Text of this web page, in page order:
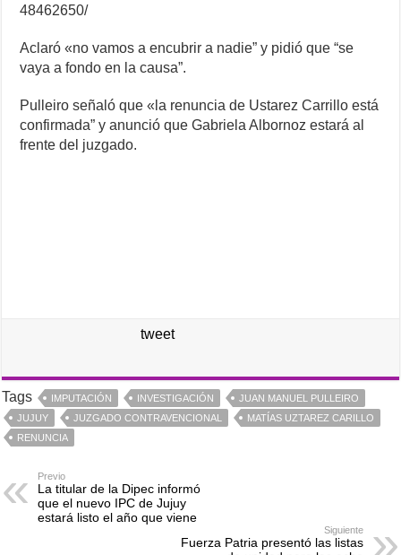
48462650/
Aclaró «no vamos a encubrir a nadie” y pidió que “se
vaya a fondo en la causa”.
Pulleiro señaló que «la renuncia de Ustarez Carrillo está
confirmada” y anunció que Gabriela Albornoz estará al
frente del juzgado.
tweet
Tags IMPUTACIÓN INVESTIGACIÓN
JUAN MANUEL PULLEIRO
JUJUY
JUZGADO CONTRAVENCIONAL
MATÍAS UZTAREZ CARILLO
RENUNCIA
Previo
La titular de la Dipec informó
que el nuevo IPC de Jujuy
estará listo el año que viene
Siguiente
Fuerza Patria presentó las listas